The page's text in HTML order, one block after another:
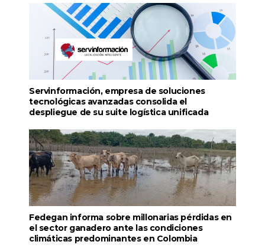
Servinformación, empresa de soluciones
tecnológicas avanzadas consolida el
despliegue de su suite logística unificada
Fedegan informa sobre millonarias pérdidas en
el sector ganadero ante las condiciones
climáticas predominantes en Colombia